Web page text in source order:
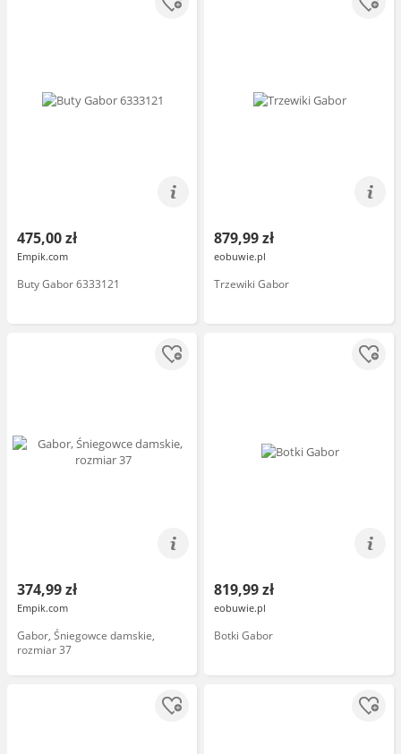
475,00 zł
Empik.com
Buty Gabor 6333121
879,99 zł
eobuwie.pl
Trzewiki Gabor
374,99 zł
Empik.com
Gabor, Śniegowce damskie,
rozmiar 37
819,99 zł
eobuwie.pl
Botki Gabor